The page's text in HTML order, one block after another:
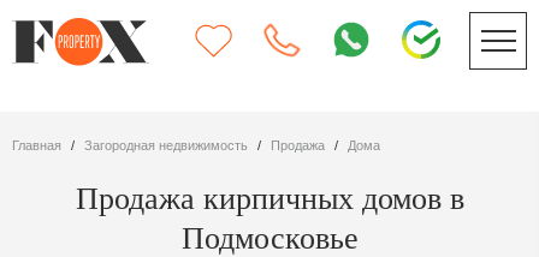
Главная Загородная недвижимость Продажа дома
Продажа кирпичных домов в
Подмосковье